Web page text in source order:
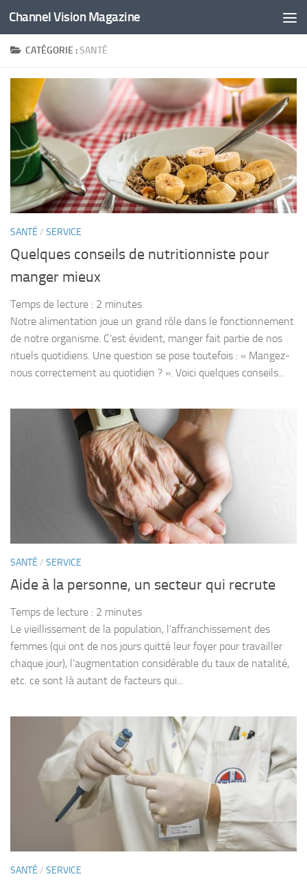
Skip to content
Channel Vision Magazine
CATÉGORIE :SANTÉ
SANTÉ / SERVICE
Quelques conseils de nutritionniste pour
manger mieux
Temps de lecture : 2 minutes
Notre alimentation joue un grand rôle dans le fonctionnement
de notre organisme. C’est évident, manger fait partie de nos
rituels quotidiens. Une question se pose toutefois : « Mangez-
nous correctement au quotidien ? ». Voici quelques conseils...
SANTÉ / SERVICE
Aide à la personne, un secteur qui recrute
Temps de lecture : 2 minutes
Le vieillissement de la population, l’affranchissement des
femmes (qui ont de nos jours quitté leur foyer pour travailler
chaque jour), l’augmentation considérable du taux de natalité,
etc. ce sont là autant de facteurs qui...
SANTÉ / SERVICE